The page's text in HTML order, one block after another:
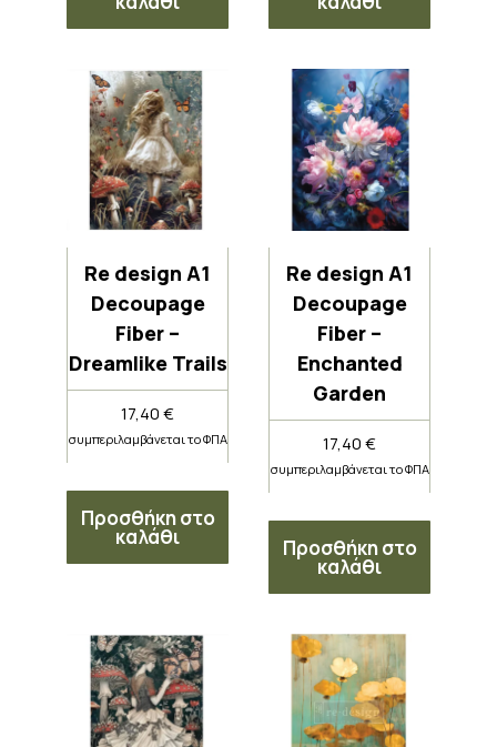
Re design A1
Decoupage
Fiber –
Dreamlike Trails
17,40€
συμπεριλαμβάνεται το ΦΠΑ
Προσθήκη στο
καλάθι
Re design A1
Decoupage
Fiber –
Enchanted
Garden
17,40€
συμπεριλαμβάνεται το ΦΠΑ
Προσθήκη στο
καλάθι